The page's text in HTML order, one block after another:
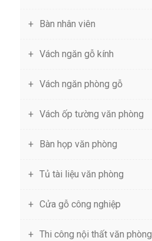
Bàn nhân viên
Vách ngăn gỗ kính
Vách ngăn phòng gỗ
Vách ốp tường văn phòng
Bàn họp văn phòng
Tủ tài liệu văn phòng
Cửa gỗ công nghiệp
Thi công nội thất văn phòng